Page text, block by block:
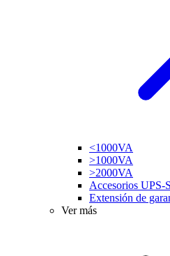
<1000VA
>1000VA
>2000VA
Accesorios UPS-
Extensión de
Ver más